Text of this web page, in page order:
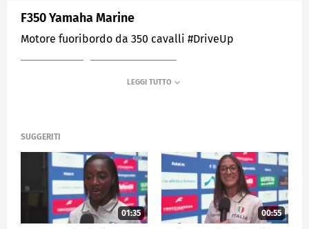
F350 Yamaha Marine
Motore fuoribordo da 350 cavalli #DriveUp
SUGGERITI
01:35 00:55